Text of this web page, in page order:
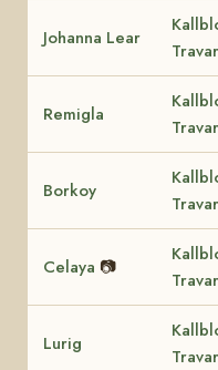
Johanna Lear
Remigla
Borkoy
Celaya 📷
Lurig